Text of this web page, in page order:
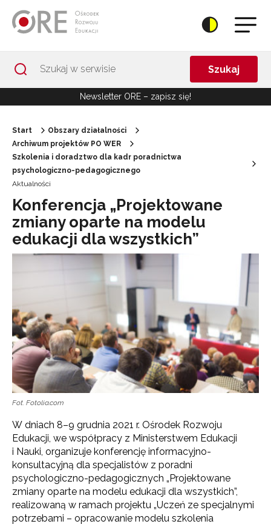
Szukaj
Newsletter ORE – zapisz się!
Start
Obszary działalności
Archiwum projektów PO WER
Szkolenia i doradztwo dla kadr poradnictwa
psychologiczno-pedagogicznego
Aktualności
Konferencja „Projektowane
zmiany oparte na modelu
edukacji dla wszystkich”
Fot. Fotolia.com
W dniach 8–9 grudnia 2021 r. Ośrodek Rozwoju
Edukacji, we współpracy z Ministerstwem Edukacji
i Nauki, organizuje konferencję informacyjno-
konsultacyjną dla specjalistów z poradni
psychologiczno-pedagogicznych „Projektowane
zmiany oparte na modelu edukacji dla wszystkich”,
realizowaną w ramach projektu „Uczeń ze specjalnymi
potrzebami – opracowanie modelu szkolenia